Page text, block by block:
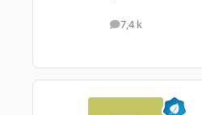
7,4 k
messages